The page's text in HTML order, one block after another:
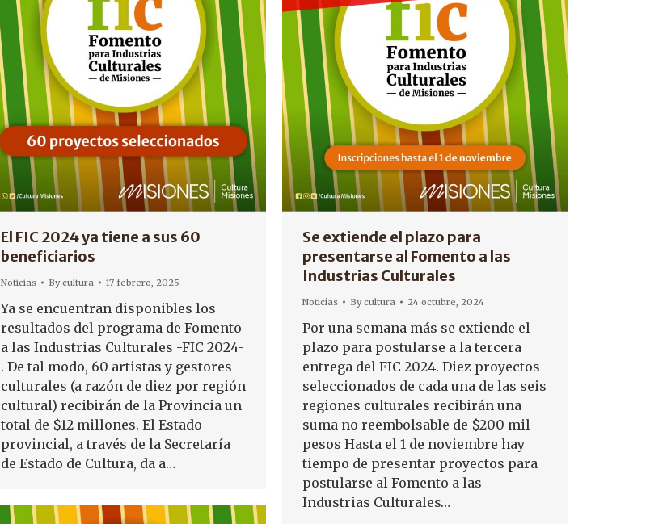
El FIC 2024 ya tiene a sus 60
beneficiarios
Noticias Bycultura 17 febrero, 2025
Ya se encuentran disponibles los
resultados del programa de Fomento
a las Industrias Culturales -FIC 2024-
. De tal modo, 60 artistas y gestores
culturales (a razón de diez por región
cultural) recibirán de la Provincia un
total de $12 millones. El Estado
provincial, a través de la Secretaría
de Estado de Cultura, da a…
Se extiende el plazo para
presentarse al Fomento a las
Industrias Culturales
Noticias Bycultura 24 octubre, 2024
Por una semana más se extiende el
plazo para postularse a la tercera
entrega del FIC 2024. Diez proyectos
seleccionados de cada una de las seis
regiones culturales recibirán una
suma no reembolsable de $200 mil
pesos Hasta el 1 de noviembre hay
tiempo de presentar proyectos para
postularse al Fomento a las
Industrias Culturales…